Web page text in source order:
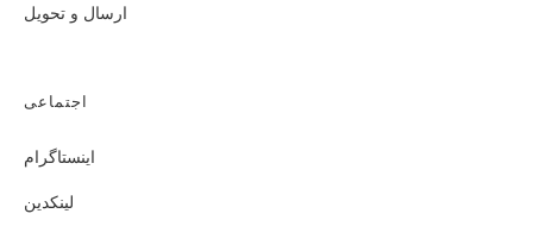
ارسال و تحویل
اجتماعی
اینستاگرام
لینکدین